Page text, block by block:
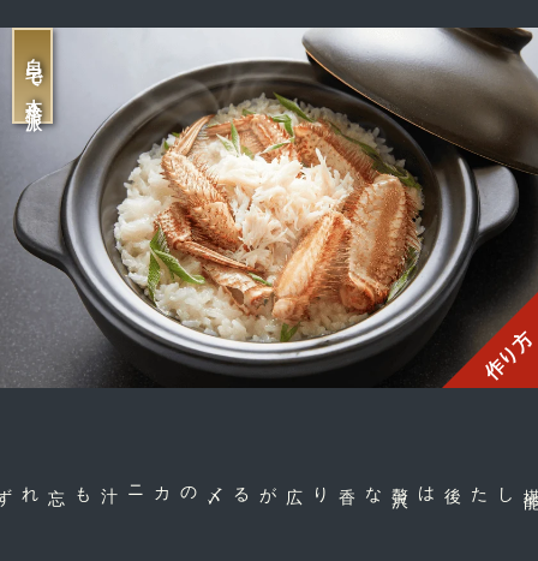
自宅で本格派
作り方
した後は
な香り広がる